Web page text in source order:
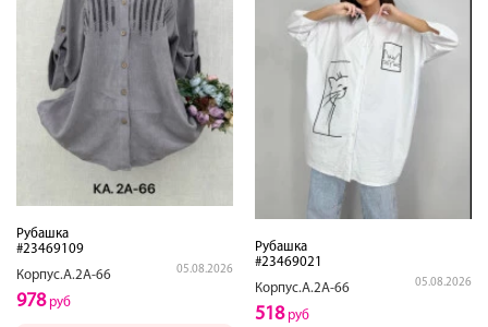
Рубашка
#23469109
Корпус.А.2А-66
05.08.2026
978руб
Рубашка
#23469021
Корпус.А.2А-66
05.08.2026
518руб